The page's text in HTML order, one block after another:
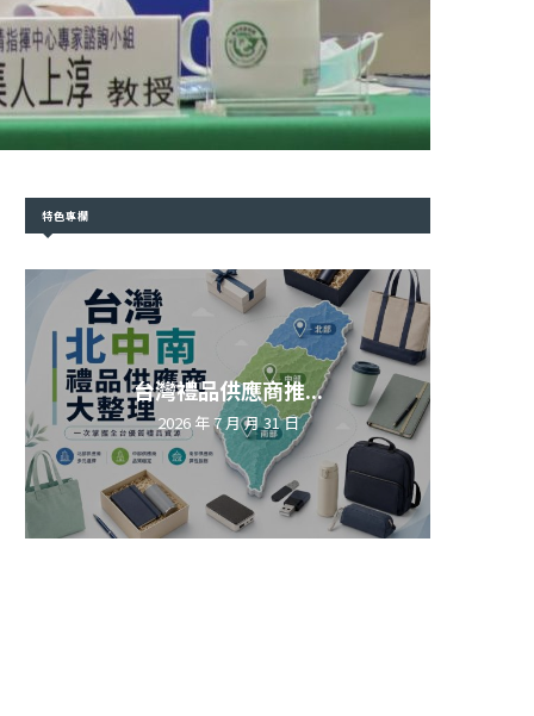
特色專欄
台灣禮品供應商推...
2026 年 7 月 月 31 日